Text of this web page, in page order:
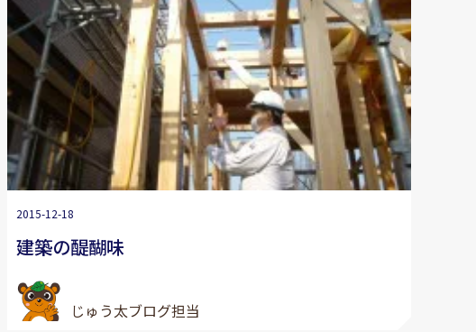
2015-12-18
建築の醍醐味
じゅう太ブログ担当